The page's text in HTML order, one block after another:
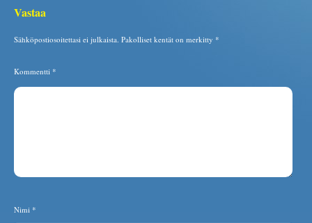
Vastaa
Sähköpostiosoitettasi ei julkaista. Pakolliset kentät on merkitty *
Kommentti *
Nimi *